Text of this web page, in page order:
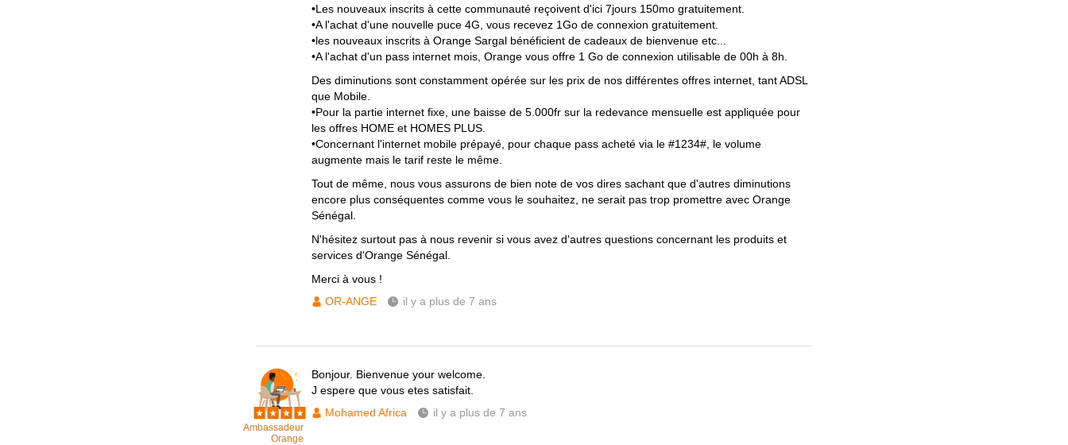
•Les nouveaux inscrits à cette communauté reçoivent d'ici 7jours 150mo gratuitement.
•A l'achat d'une nouvelle puce 4G, vous recevez 1Go de connexion gratuitement.
•les nouveaux inscrits à Orange Sargal bénéficient de cadeaux de bienvenue etc...
•A l'achat d'un pass internet mois, Orange vous offre 1 Go de connexion utilisable de 00h à 8h.
Des diminutions sont constamment opérée sur les prix de nos différentes offres internet, tant ADSL
que Mobile.
•Pour la partie internet fixe, une baisse de 5.000fr sur la redevance mensuelle est appliquée pour
les offres HOME et HOMES PLUS.
•Concernant l'internet mobile prépayé, pour chaque pass acheté via le #1234#, le volume
augmente mais le tarif reste le même.
Tout de même, nous vous assurons de bien note de vos dires sachant que d'autres diminutions
encore plus conséquentes comme vous le souhaitez, ne serait pas trop promettre avec Orange
Sénégal.
N'hésitez surtout pas à nous revenir si vous avez d'autres questions concernant les produits et
services d'Orange Sénégal.
Merci à vous !
OR-ANGE
il y a plus de 7 ans
Ambassadeur
Orange
Bonjour. Bienvenue your welcome.
J espere que vous etes satisfait.
Mohamed Africa
il y a plus de 7 ans